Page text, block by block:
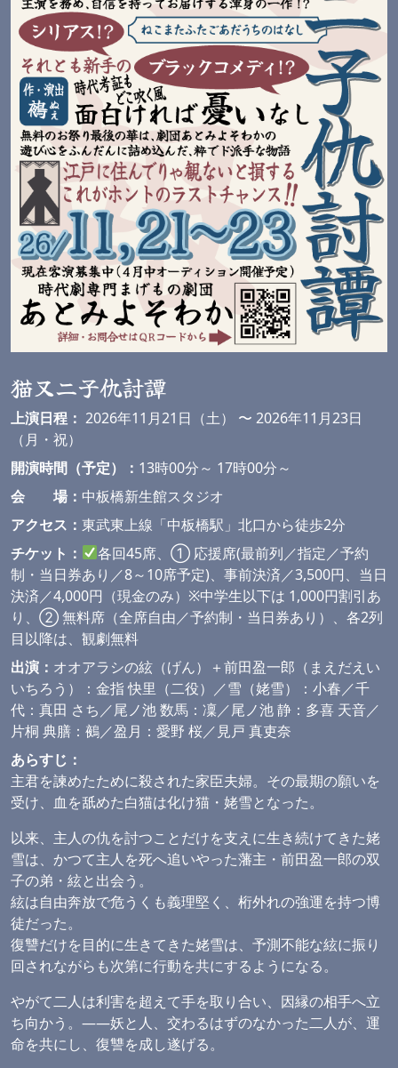
猫又二子仇討譚
上演日程： 2026年11月21日（土） 〜 2026年11月23日
（月・祝）
開演時間（予定）： 13時00分～ 17時00分～
会 場： 中板橋新生館スタジオ
アクセス： 東武東上線「中板橋駅」北口から徒歩2分
チケット：
各回45席、① 応援席(最前列／指定／予約
制・当日券あり／8～10席予定)、事前決済／3,500円、当日
決済／4,000円（現金のみ）※中学生以下は 1,000円割引あ
り、② 無料席（全席自由／予約制・当日券あり）、各2列
目以降は、観劇無料
出演： オオアラシの絃（げん）＋前田盈一郎（まえだえい
いちろう）：金指 快里（二役）／雪（姥雪）：小春／千
代：真田 さち／尾ノ池 数馬：凜／尾ノ池 静：多喜 天音／
片桐 典膳：鵺／盈月：愛野 桜／見戸 真吏奈
あらすじ：
主君を諫めたために殺された家臣夫婦。その最期の願いを
受け、血を舐めた白猫は化け猫・姥雪となった。
以来、主人の仇を討つことだけを支えに生き続けてきた姥
雪は、かつて主人を死へ追いやった藩主・前田盈一郎の双
子の弟・絃と出会う。
絃は自由奔放で危うくも義理堅く、桁外れの強運を持つ博
徒だった。
復讐だけを目的に生きてきた姥雪は、予測不能な絃に振り
回されながらも次第に行動を共にするようになる。
やがて二人は利害を超えて手を取り合い、因縁の相手へ立
ち向かう。――妖と人、交わるはずのなかった二人が、運
命を共にし、復讐を成し遂げる。